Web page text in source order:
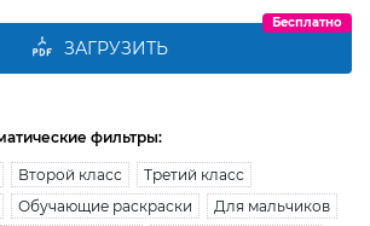
ЗАГРУЗИТЬ
Бесплатно
фильтры:
Второй класс
Третий класс
Обучающие раскраски
Для мальчиков